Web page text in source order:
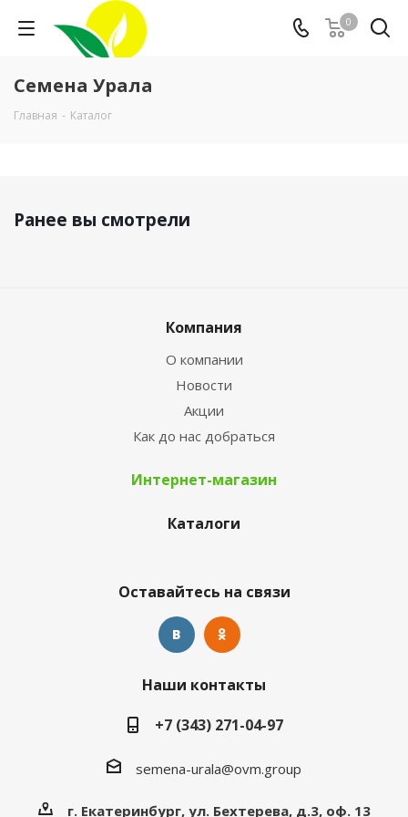
0
Семена Урала
Главная - Каталог
Ранее вы смотрели
Компания
О компании
Новости
Акции
Как до нас добраться
Интернет-магазин
Каталоги
Оставайтесь на связи
Наши контакты
+7 (343) 271-04-97
semena-urala@ovm.group
г. Екатеринбург, ул. Бехтерева, д.3, оф. 13